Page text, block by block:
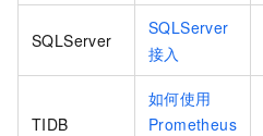
SQLServer
SQLServer
接入
TIDB
如何使用
Prometheus